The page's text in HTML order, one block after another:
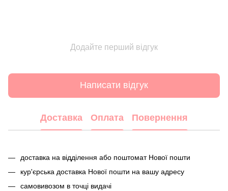
Додайте перший відгук
Написати відгук
Доставка Оплата Повернення
доставка на відділення або поштомат Нової пошти
кур'єрська доставка Нової пошти на вашу адресу
самовивозом в точці видачі